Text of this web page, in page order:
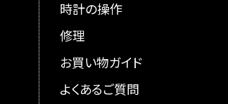
時計の操作
修理
お買い物ガイド
よくあるご質問